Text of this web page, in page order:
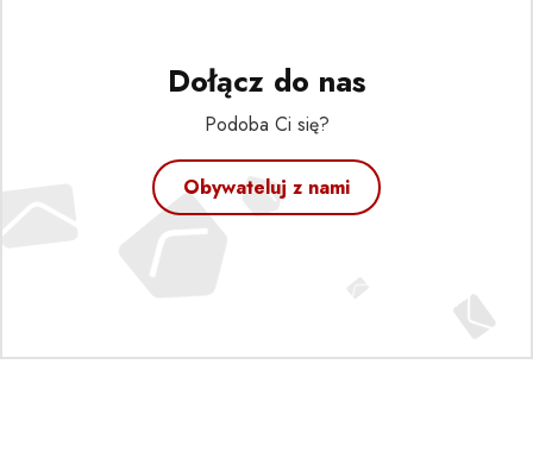
Dołącz do nas
Podoba Ci się?
Obywateluj z nami